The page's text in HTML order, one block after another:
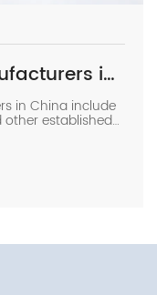
Top Sensor Faucet Manufacturers in China (2026 Update)
in China include
other established
faucets for
other high-traffic